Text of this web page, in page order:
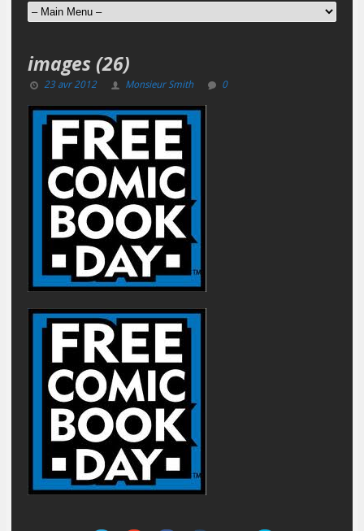
images (26)
23 avr 2012 Monsieur Smith 0